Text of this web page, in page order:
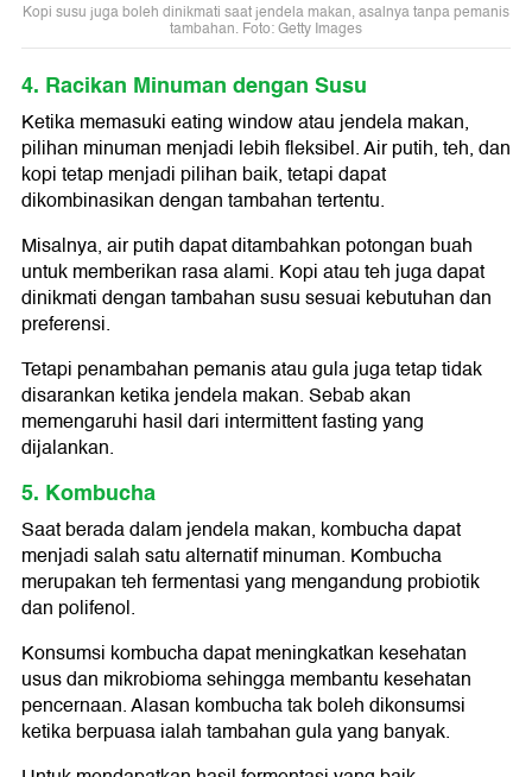
Kopi susu juga boleh dinikmati saat jendela makan, asalnya tanpa pemanis
tambahan. Foto: Getty Images
4. Racikan Minuman dengan Susu
Ketika memasuki eating window atau jendela makan,
pilihan minuman menjadi lebih fleksibel. Air putih, teh, dan
kopi tetap menjadi pilihan baik, tetapi dapat
dikombinasikan dengan tambahan tertentu.
Misalnya, air putih dapat ditambahkan potongan buah
untuk memberikan rasa alami. Kopi atau teh juga dapat
dinikmati dengan tambahan susu sesuai kebutuhan dan
preferensi.
Tetapi penambahan pemanis atau gula juga tetap tidak
disarankan ketika jendela makan. Sebab akan
memengaruhi hasil dari intermittent fasting yang
dijalankan.
5. Kombucha
Saat berada dalam jendela makan, kombucha dapat
menjadi salah satu alternatif minuman. Kombucha
merupakan teh fermentasi yang mengandung probiotik
dan polifenol.
Konsumsi kombucha dapat meningkatkan kesehatan
usus dan mikrobioma sehingga membantu kesehatan
pencernaan. Alasan kombucha tak boleh dikonsumsi
ketika berpuasa ialah tambahan gula yang banyak.